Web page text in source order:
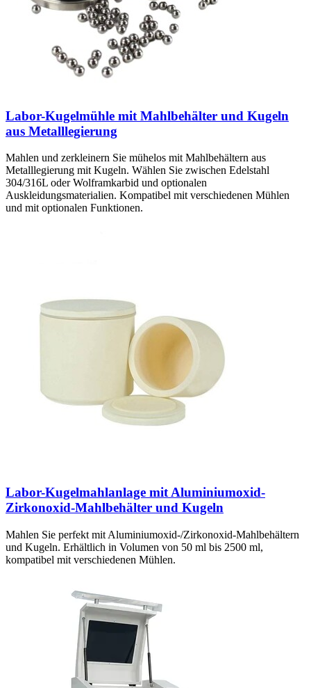
Labor-Kugelmühle mit Mahlbehälter und Kugeln
aus Metalllegierung
Mahlen und zerkleinern Sie mühelos mit Mahlbehältern aus
Metalllegierung mit Kugeln. Wählen Sie zwischen Edelstahl
304/316L oder Wolframkarbid und optionalen
Auskleidungsmaterialien. Kompatibel mit verschiedenen Mühlen
und mit optionalen Funktionen.
Labor-Kugelmahlanlage mit Aluminiumoxid-
Zirkonoxid-Mahlbehälter und Kugeln
Mahlen Sie perfekt mit Aluminiumoxid-/Zirkonoxid-Mahlbehältern
und Kugeln. Erhältlich in Volumen von 50 ml bis 2500 ml,
kompatibel mit verschiedenen Mühlen.